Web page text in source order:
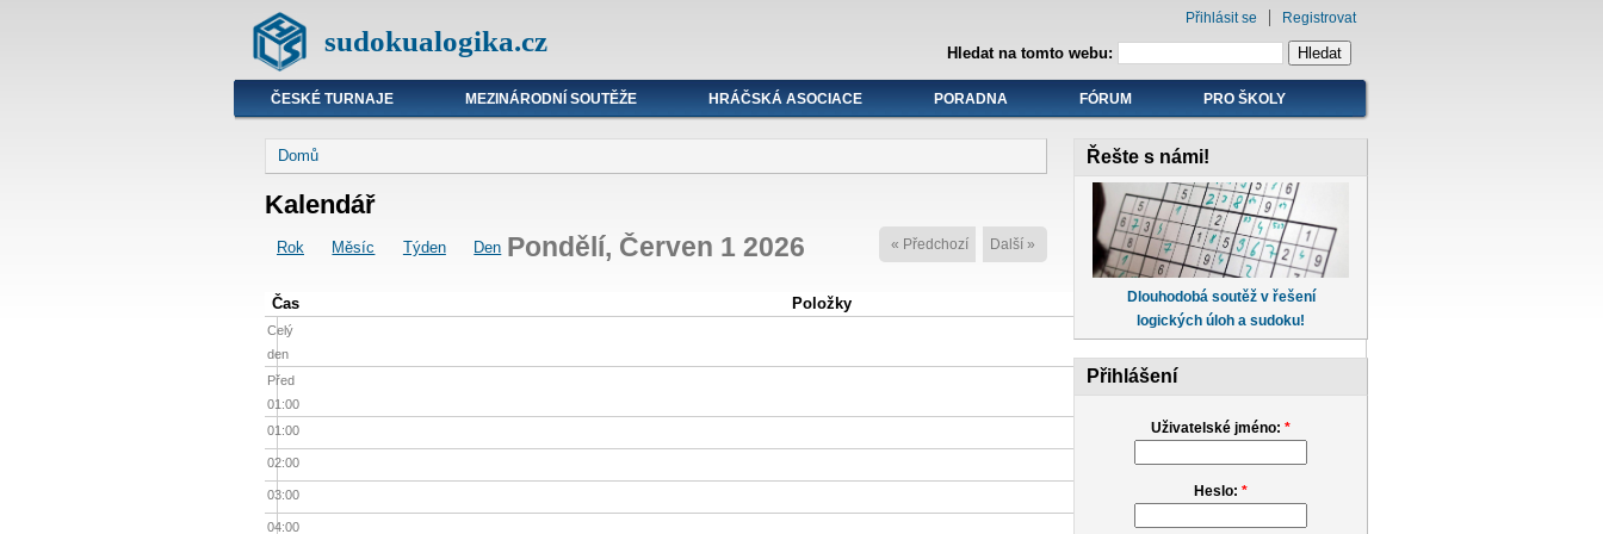
sudokualogika.cz Hledat na tomto webu:
Přihlásit se Registrovat
ČESKÉ TURNAJE MEZINÁRODNÍ SOUTĚŽE HRÁČSKÁ ASOCIACE PORADNA FÓRUM PRO ŠKOLY
Domů
Kalendář
Rok Měsíc Týden Den « Předchozí
Pondělí, Červen 1 2026 Další »
Čas Položky
Celý
den
Před
01:00
01:00
02:00
03:00
04:00
Řešte s námi!
Dlouhodobá soutěž v řešení
logických úloh a sudoku!
Přihlášení
Uživatelské jméno: *
Heslo: *